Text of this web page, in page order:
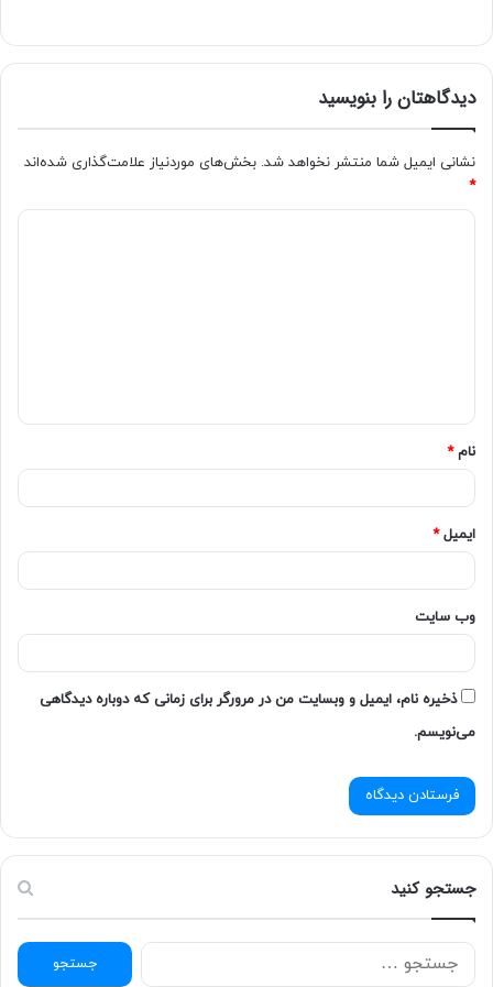
دیدگاهتان را بنویسید
نشانی ایمیل شما منتشر نخواهد شد. بخش‌های موردنیاز علامت‌گذاری شده‌اند
*
نام*
ایمیل*
وب‌ سایت
ذخیره نام، ایمیل و وبسایت من در مرورگر برای زمانی که دوباره دیدگاهی
می‌نویسم.
جستجو کنید
ج
س